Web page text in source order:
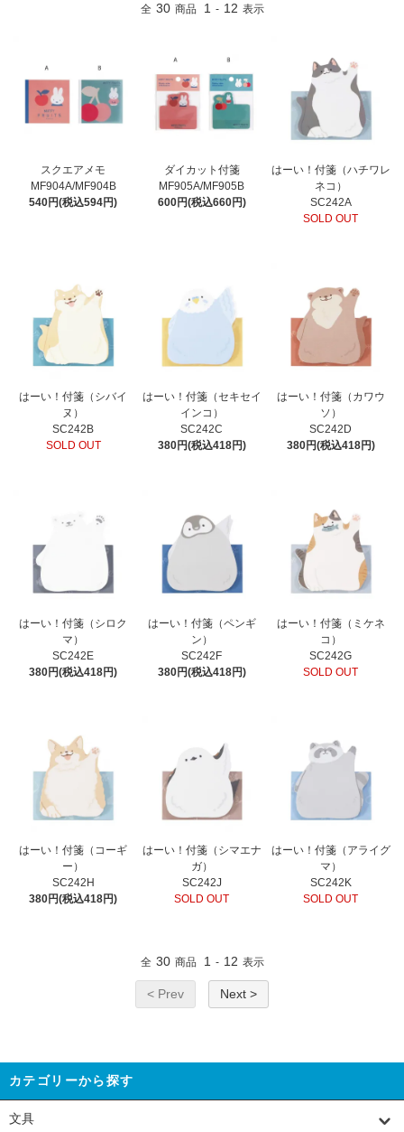
全 30 商品 1 - 12 表示
スクエアメモ
MF904A/MF904B
540円(税込594円)
ダイカット付箋
MF905A/MF905B
600円(税込660円)
はーい！付箋（ハチワレ
ネコ）
SC242A
SOLD OUT
はーい！付箋（シバイ
ヌ）
SC242B
SOLD OUT
はーい！付箋（セキセイ
インコ）
SC242C
380円(税込418円)
はーい！付箋（カワウ
ソ）
SC242D
380円(税込418円)
はーい！付箋（シロク
マ）
SC242E
380円(税込418円)
はーい！付箋（ペンギ
ン）
SC242F
380円(税込418円)
はーい！付箋（ミケネ
コ）
SC242G
SOLD OUT
はーい！付箋（コーギ
ー）
SC242H
380円(税込418円)
はーい！付箋（シマエナ
ガ）
SC242J
SOLD OUT
はーい！付箋（アライグ
マ）
SC242K
SOLD OUT
全 30 商品 1 - 12 表示
< Prev Next >
カテゴリーから探す
文具